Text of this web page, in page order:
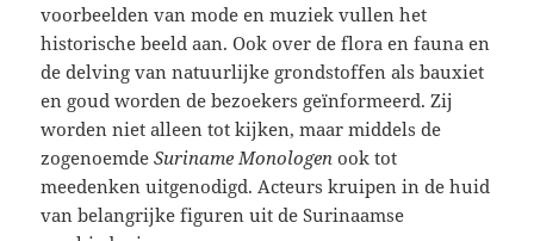
voorbeelden van mode en muziek vullen het
historische beeld aan. Ook over de flora en fauna en
de delving van natuurlijke grondstoffen als bauxiet
en goud worden de bezoekers geïnformeerd. Zij
worden niet alleen tot kijken, maar middels de
zogenoemdeSuriname Monologen ook tot
meedenken uitgenodigd. Acteurs kruipen in de huid
van belangrijke figuren uit de Surinaamse